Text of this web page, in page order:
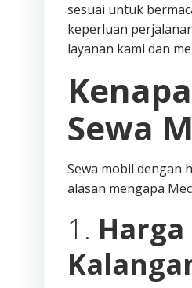
sesuai untuk
keperluan
layanan kami dan
Sewa
Sewa mobil dengan
alasan mengapa
1.